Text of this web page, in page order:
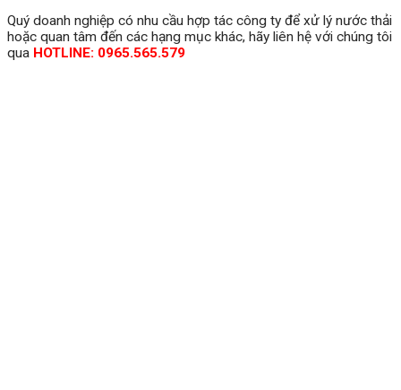
Quý doanh nghiệp có nhu cầu hợp tác công ty để xử lý nước thải
hoặc quan tâm đến các hạng mục khác, hãy liên hệ với chúng tôi
qua HOTLINE: 0965.565.579